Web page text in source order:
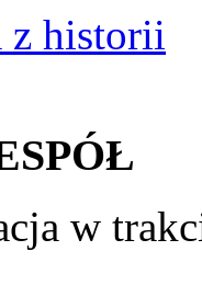
z historii
w